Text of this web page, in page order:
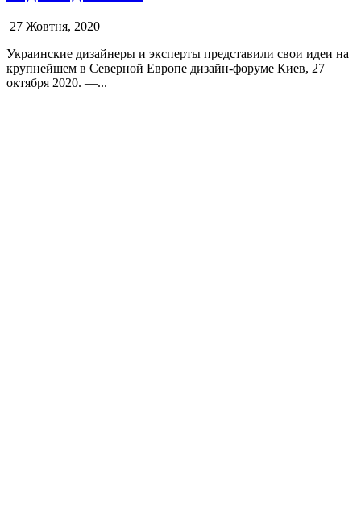
27 Жовтня, 2020
Украинские дизайнеры и эксперты представили свои идеи на
крупнейшем в Северной Европе дизайн-форуме Киев, 27
октября 2020. —...